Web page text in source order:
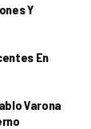
Y
En
Varona